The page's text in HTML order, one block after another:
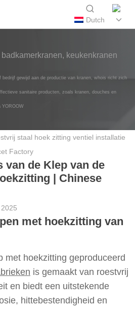
Dutch
keukenkranen
gewijd aan de productie van kranen, whois richt zich
sanitaire producten, zoals kranen, douches en
YOROOW
staal hoek zitting ventiel installatie
Factory
van de Klep van de
| Chinese
met hoekzitting van
met hoekzitting geproduceerd
is gemaakt van roestvrij
en biedt een uitstekende
hittebestendigheid en